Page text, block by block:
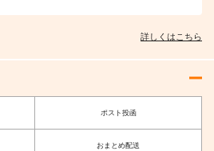
崎櫻子は今日も不
詳しくはこちら
ポスト投函
おまとめ配送